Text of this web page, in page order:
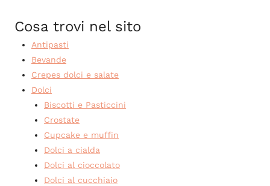
Cosa trovi nel sito
Antipasti
Bevande
Crepes dolci e salate
Dolci
Biscotti e Pasticcini
Crostate
Cupcake e muffin
Dolci a cialda
Dolci al cioccolato
Dolci al cucchiaio